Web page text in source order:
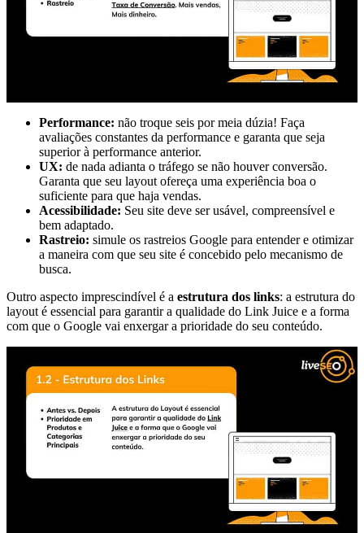
Performance: não troque seis por meia dúzia! Faça
avaliações constantes da performance e garanta que seja
superior à performance anterior.
UX: de nada adianta o tráfego se não houver conversão.
Garanta que seu layout ofereça uma experiência boa o
suficiente para que haja vendas.
Acessibilidade: Seu site deve ser usável, compreensível e
bem adaptado.
Rastreio: simule os rastreios Google para entender e otimizar
a maneira com que seu site é concebido pelo mecanismo de
busca.
Outro aspecto imprescindível é a estrutura dos links: a estrutura do
layout é essencial para garantir a qualidade do Link Juice e a forma
com que o Google vai enxergar a prioridade do seu conteúdo.